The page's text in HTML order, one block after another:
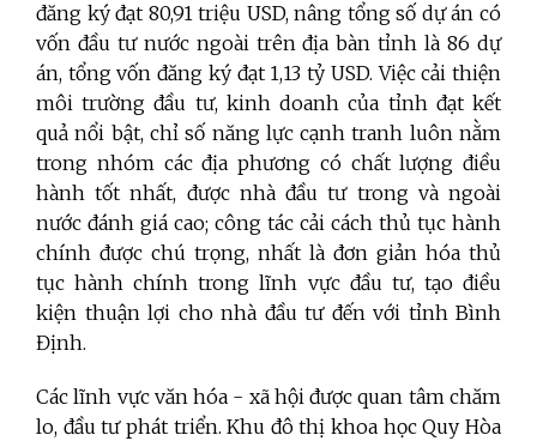
đăng ký đạt 80,91 triệu USD, nâng tổng số dự án có
vốn đầu tư nước ngoài trên địa bàn tỉnh là 86 dự
án, tổng vốn đăng ký đạt 1,13 tỷ USD. Việc cải thiện
môi trường đầu tư, kinh doanh của tỉnh đạt kết
quả nổi bật, chỉ số năng lực cạnh tranh luôn nằm
trong nhóm các địa phương có chất lượng điều
hành tốt nhất, được nhà đầu tư trong và ngoài
nước đánh giá cao; công tác cải cách thủ tục hành
chính được chú trọng, nhất là đơn giản hóa thủ
tục hành chính trong lĩnh vực đầu tư, tạo điều
kiện thuận lợi cho nhà đầu tư đến với tỉnh Bình
Định.
Các lĩnh vực văn hóa - xã hội được quan tâm chăm
lo, đầu tư phát triển. Khu đô thị khoa học Quy Hòa